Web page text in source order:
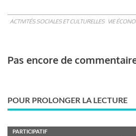
ACTIVITÉS SOCIALES ET CULTURELLES VIE
Pas encore de
POUR PROLONGER LA LECTURE
PARTICIPATIF